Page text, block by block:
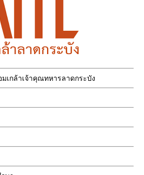
เกล้าเจ้าคุณทหารลาดกระบัง